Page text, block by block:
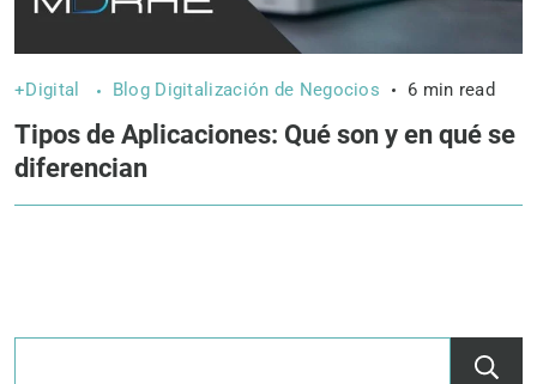
+Digital Blog Digitalización de Negocios 6 min read
Tipos de Aplicaciones: Qué son y en qué se
diferencian